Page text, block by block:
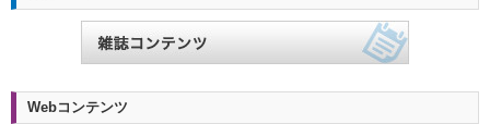
Webコンテンツ